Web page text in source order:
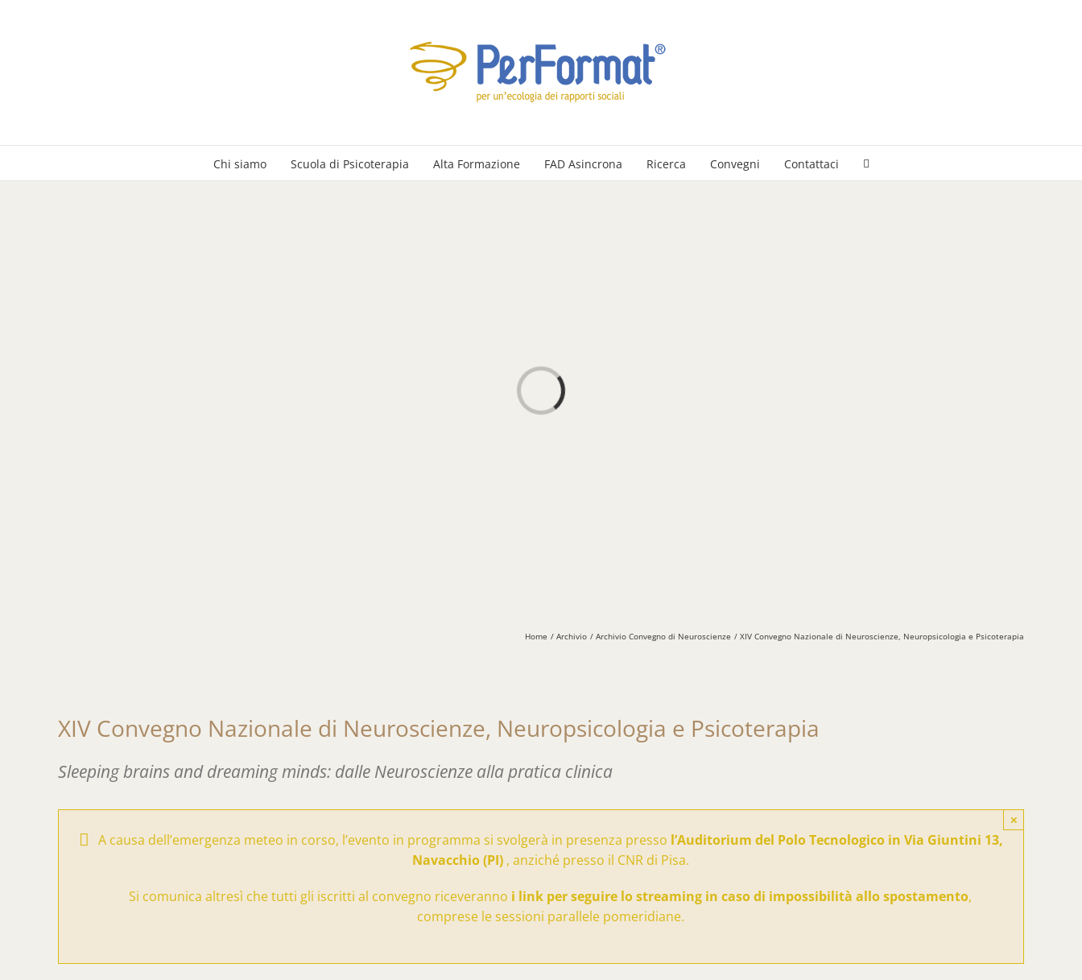
Chi siamo Scuola di Psicoterapia Alta Formazione FAD Asincrona Ricerca Convegni Contattaci
Loading...
Home Archivio Archivio Convegno di Neuroscienze XIV Convegno Nazionale di Neuroscienze, Neuropsicologia e Psicoterapia
XIV Convegno Nazionale di Neuroscienze, Neuropsicologia e Psicoterapia
Sleeping brains and dreaming minds: dalle Neuroscienze alla pratica clinica
A causa dell’emergenza meteo in corso, l’evento in programma si svolgerà in presenza presso l’Auditorium del Polo Tecnologico in Via Giuntini 13,
Navacchio (PI) , anziché presso il CNR di Pisa.
Si comunica altresì che tutti gli iscritti al convegno riceveranno i link per seguire lo streaming in caso di impossibilità allo spostamento,
comprese le sessioni parallele pomeridiane.
×